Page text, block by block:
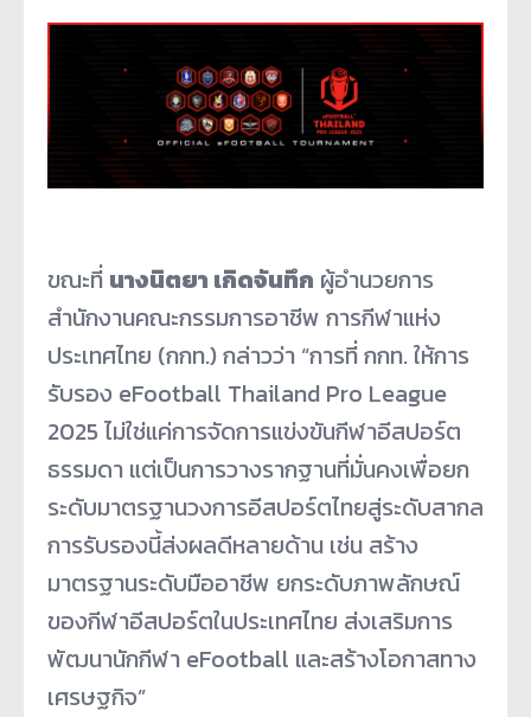
ขณะที่ นางนิตยา เกิดจันทึก ผู้อำนวยการ
สำนักงานคณะกรรมการอาชีพ การกีฬาแห่ง
ประเทศไทย (กกท.) กล่าวว่า “การที่ กกท. ให้การ
รับรอง eFootball Thailand Pro League
2025 ไม่ใช่แค่การจัดการแข่งขันกีฬาอีสปอร์ต
ธรรมดา แต่เป็นการวางรากฐานที่มั่นคงเพื่อยก
ระดับมาตรฐานวงการอีสปอร์ตไทยสู่ระดับสากล
การรับรองนี้ส่งผลดีหลายด้าน เช่น สร้าง
มาตรฐานระดับมืออาชีพ ยกระดับภาพลักษณ์
ของกีฬาอีสปอร์ตในประเทศไทย ส่งเสริมการ
พัฒนานักกีฬา eFootball และสร้างโอกาสทาง
เศรษฐกิจ”